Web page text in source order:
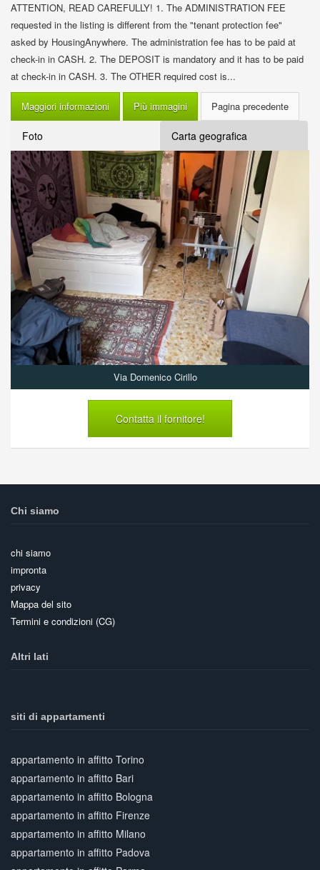
ATTENTION, READ CAREFULLY! 1. The ADMINISTRATION FEE
requested in the listing is different from the "tenant protection fee"
asked by HousingAnywhere. The administration fee has to be paid at
check-in in CASH. 2. The DEPOSIT is mandatory and it has to be paid
at check-in in CASH. 3. The OTHER required cost is...
Maggiori informazioni Più immagini
Foto Carta geografica
Via Domenico Cirillo
Contatta il fornitore!
Chi siamo
chi siamo
impronta
privacy
Mappa del sito
Termini e condizioni (CG)
Altri lati
siti di appartamenti
appartamento in affitto Torino
appartamento in affitto Bari
appartamento in affitto Bologna
appartamento in affitto Firenze
appartamento in affitto Milano
appartamento in affitto Padova